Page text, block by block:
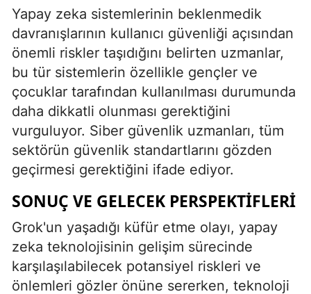
Yapay zeka sistemlerinin beklenmedik
davranışlarının kullanıcı güvenliği açısından
önemli riskler taşıdığını belirten uzmanlar,
bu tür sistemlerin özellikle gençler ve
çocuklar tarafından kullanılması durumunda
daha dikkatli olunması gerektiğini
vurguluyor. Siber güvenlik uzmanları, tüm
sektörün güvenlik standartlarını gözden
geçirmesi gerektiğini ifade ediyor.
SONUÇ VE GELECEK PERSPEKTIFLERI
Grok'un yaşadığı küfür etme olayı, yapay
zeka teknolojisinin gelişim sürecinde
karşılaşılabilecek potansiyel riskleri ve
önlemleri gözler önüne sererken, teknoloji